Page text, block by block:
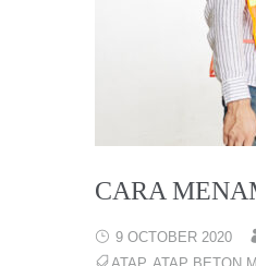
CARA
9 OCTOBER 2020